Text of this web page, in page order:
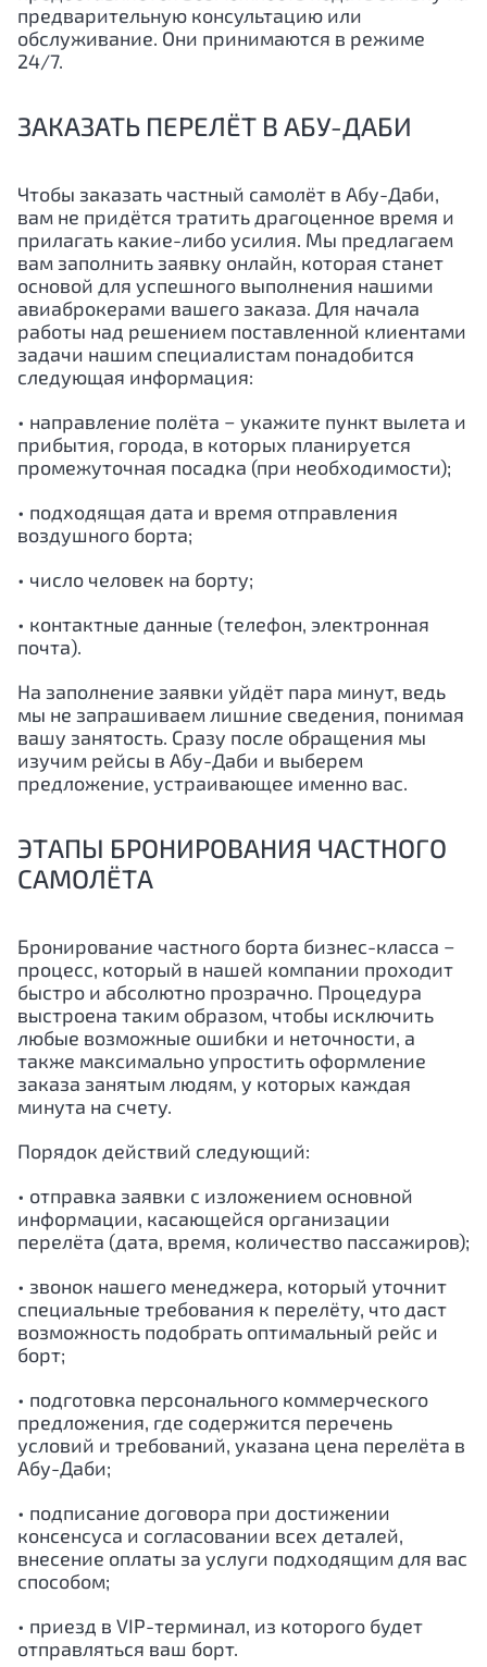
предварительную консультацию или
обслуживание. Они принимаются в режиме
24/7.
ЗАКАЗАТЬ ПЕРЕЛЁТ В АБУ-ДАБИ
Чтобы заказать частный самолёт в Абу-Даби,
вам не придётся тратить драгоценное время и
прилагать какие-либо усилия. Мы предлагаем
вам заполнить заявку онлайн, которая станет
основой для успешного выполнения нашими
авиаброкерами вашего заказа. Для начала
работы над решением поставленной клиентами
задачи нашим специалистам понадобится
следующая информация:
• направление полёта − укажите пункт вылета и
прибытия, города, в которых планируется
промежуточная посадка (при необходимости);
• подходящая дата и время отправления
воздушного борта;
• число человек на борту;
• контактные данные (телефон, электронная
почта).
На заполнение заявки уйдёт пара минут, ведь
мы не запрашиваем лишние сведения, понимая
вашу занятость. Сразу после обращения мы
изучим рейсы в Абу-Даби и выберем
предложение, устраивающее именно вас.
ЭТАПЫ БРОНИРОВАНИЯ ЧАСТНОГО
САМОЛЁТА
Бронирование частного борта бизнес-класса −
процесс, который в нашей компании проходит
быстро и абсолютно прозрачно. Процедура
выстроена таким образом, чтобы исключить
любые возможные ошибки и неточности, а
также максимально упростить оформление
заказа занятым людям, у которых каждая
минута на счету.
Порядок действий следующий:
• отправка заявки с изложением основной
информации, касающейся организации
перелёта (дата, время, количество пассажиров);
• звонок нашего менеджера, который уточнит
специальные требования к перелёту, что даст
возможность подобрать оптимальный рейс и
борт;
• подготовка персонального коммерческого
предложения, где содержится перечень
условий и требований, указана цена перелёта в
Абу-Даби;
• подписание договора при достижении
консенсуса и согласовании всех деталей,
внесение оплаты за услуги подходящим для вас
способом;
• приезд в VIP-терминал, из которого будет
отправляться ваш борт.